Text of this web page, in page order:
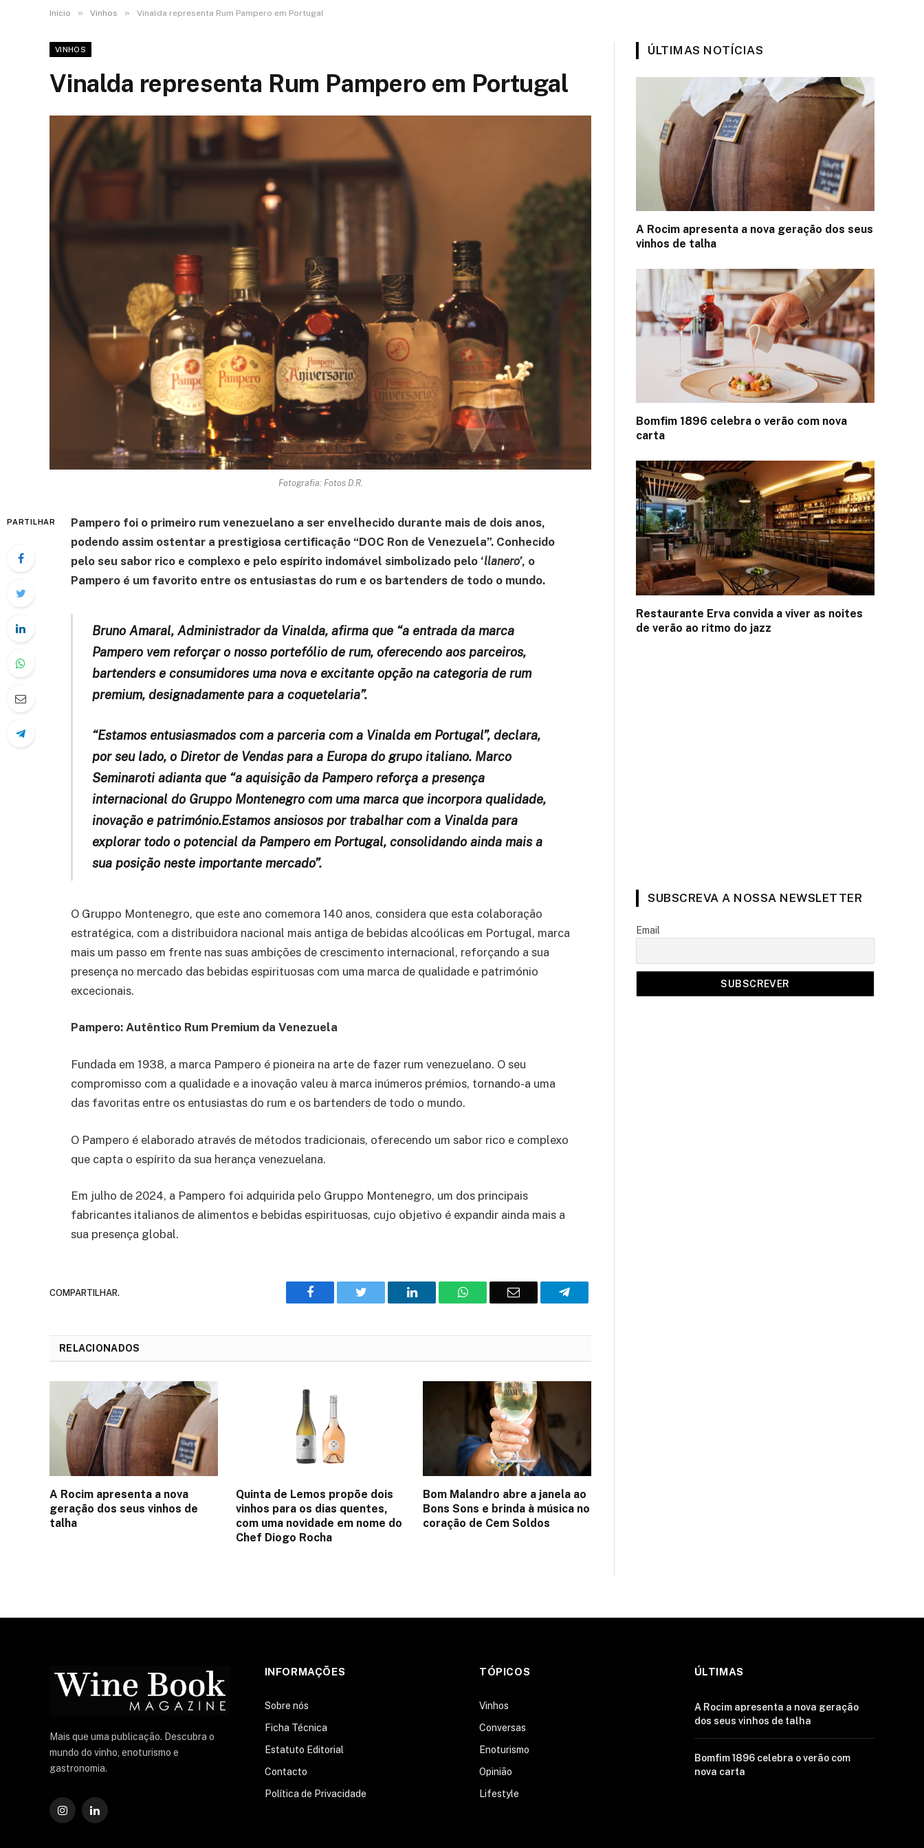
Início » Vinhos » Vinalda representa Rum Pampero em Portugal
VINHOS
Vinalda representa Rum Pampero em Portugal
Fotografia: Fotos D.R.
PARTILHAR
Pampero foi o primeiro rum venezuelano a ser envelhecido durante mais de dois anos,
podendo assim ostentar a prestigiosa certificação “DOC Ron de Venezuela”. Conhecido
pelo seu sabor rico e complexo e pelo espírito indomável simbolizado pelo ‘llanero’, o
Pampero é um favorito entre os entusiastas do rum e os bartenders de todo o mundo.
Bruno Amaral, Administrador da Vinalda, afirma que “a entrada da marca
Pampero vem reforçar o nosso portefólio de rum, oferecendo aos parceiros,
bartenders e consumidores uma nova e excitante opção na categoria de rum
premium, designadamente para a coquetelaria”.
“Estamos entusiasmados com a parceria com a Vinalda em Portugal”, declara,
por seu lado, o Diretor de Vendas para a Europa do grupo italiano. Marco
Seminaroti adianta que “a aquisição da Pampero reforça a presença
internacional do Gruppo Montenegro com uma marca que incorpora qualidade,
inovação e património.Estamos ansiosos por trabalhar com a Vinalda para
explorar todo o potencial da Pampero em Portugal, consolidando ainda mais a
sua posição neste importante mercado”.
O Gruppo Montenegro, que este ano comemora 140 anos, considera que esta colaboração
estratégica, com a distribuidora nacional mais antiga de bebidas alcoólicas em Portugal, marca
mais um passo em frente nas suas ambições de crescimento internacional, reforçando a sua
presença no mercado das bebidas espirituosas com uma marca de qualidade e património
excecionais.
Pampero: Autêntico Rum Premium da Venezuela
Fundada em 1938, a marca Pampero é pioneira na arte de fazer rum venezuelano. O seu
compromisso com a qualidade e a inovação valeu à marca inúmeros prémios, tornando-a uma
das favoritas entre os entusiastas do rum e os bartenders de todo o mundo.
O Pampero é elaborado através de métodos tradicionais, oferecendo um sabor rico e complexo
que capta o espírito da sua herança venezuelana.
Em julho de 2024, a Pampero foi adquirida pelo Gruppo Montenegro, um dos principais
fabricantes italianos de alimentos e bebidas espirituosas, cujo objetivo é expandir ainda mais a
sua presença global.
COMPARTILHAR. Facebook Twitter
O
WhatsAppE-
Telegrama
RELACIONADOS
A Rocim apresenta a nova
geração dos seus vinhos de
talha
Quinta de Lemos propõe dois
vinhos para os dias quentes,
com uma novidade em nome do
Chef Diogo Rocha
Bom Malandro abre a janela ao
Bons Sons e brinda à música no
coração de Cem Soldos
ÚLTIMAS NOTÍCIAS
A Rocim apresenta a nova geração dos seus
vinhos de talha
Bomfim 1896 celebra o verão com nova
carta
Restaurante Erva convida a viver as noites
de verão ao ritmo do jazz
SUBSCREVA A NOSSA NEWSLETTER
Email
Mais que uma publicação. Descubra o
mundo do vinho, enoturismo e
gastronomia.
Instagram
O
INFORMAÇÕES
Sobre nós
Ficha Técnica
Estatuto Editorial
Contacto
Política de Privacidade
TÓPICOS
Vinhos
Conversas
Enoturismo
Opinião
Lifestyle
ÚLTIMAS
A Rocim apresenta a nova geração
dos seus vinhos de talha
Bomfim 1896 celebra o verão com
nova carta